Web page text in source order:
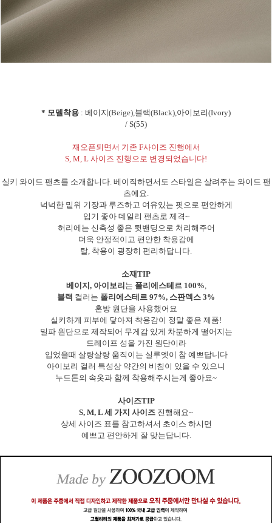
* 모델착용 : 베이지(Beige),블랙(Black),아이보리(Ivory)
/ S(55)
재오픈되면서 기존 F사이즈 진행에서
S, M, L 사이즈 진행으로 변경되었습니다!
실키 와이드 팬츠를 소개합니다. 베이직하면서도 스타일은 살려주는 와이드 팬
츠에요.
넉넉한 밑위 기장과 루즈하고 여유있는 핏으로 편안하게
입기 좋아 데일리 팬츠로 제격~
허리에는 신축성 좋은 뒷밴딩으로 처리해주어
더욱 안정적이고 편안한 착용감에
탈, 착용이 굉장히 편리하답니다.
소재TIP
베이지, 아이보리 는 폴리에스테르 100%
블랙 컬러는 폴리에스테르 97%, 스판덱스 3%
혼방 원단을 사용했어요
실키하게 피부에 닿아져 착용감이 정말 좋은 제품!
밀파 원단으로 제작되어 무게감 있게 차분하게 떨어지는
드레이프 성을 가진 원단이라
입었을때 살랑살랑 움직이는 실루엣이 참 예쁘답니다
아이보리 컬러 특성상 약간의 비침이 있을 수 있으니
누드톤의 속옷과 함께 착용해주시는게 좋아요~
사이즈TIP
S, M, L 세 가지 사이즈 진행해요~
상세 사이즈 표를 참고하셔서 초이스 하시면
예쁘고 편안하게 잘 맞는답니다.